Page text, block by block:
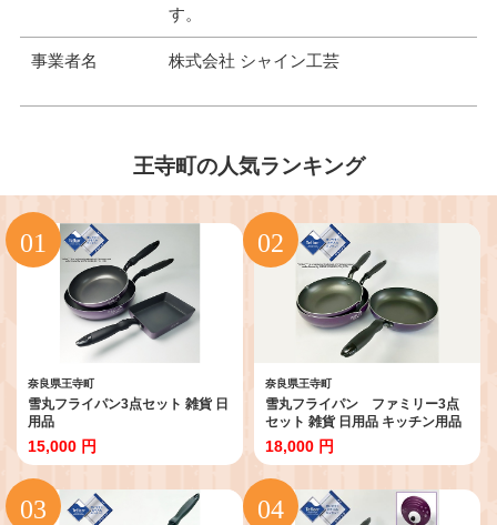
す。
事業者名 株式会社 シャイン工芸
王寺町の人気ランキング
奈良県王寺町
雪丸フライパン3点セット 雑貨 日
用品
15,000 円
奈良県王寺町
雪丸フライパン ファミリー3点
セット 雑貨 日用品 キッチン用品
IH調理器 ガス火 テフロン
18,000 円